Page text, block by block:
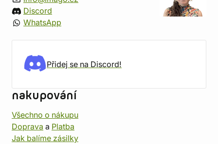
Discord
WhatsApp
Přidej se na Discord!
nakupování
Všechno o nákupu
Doprava a Platba
Jak balíme zásilky